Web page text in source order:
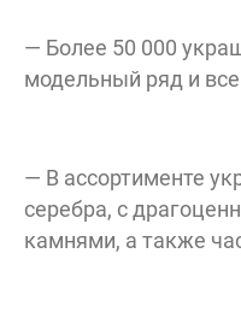
— Более 50 000
модельный ряд и
— В ассортименте
серебра, с
камнями, а также